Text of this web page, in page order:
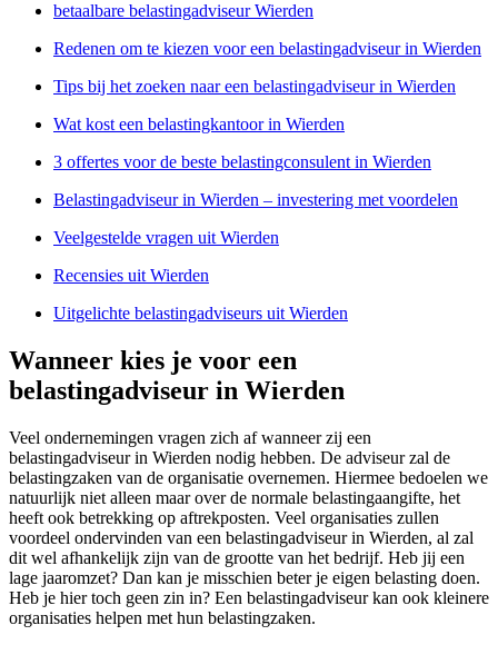
betaalbare belastingadviseur Wierden
Redenen om te kiezen voor een belastingadviseur in Wierden
Tips bij het zoeken naar een belastingadviseur in Wierden
Wat kost een belastingkantoor in Wierden
3 offertes voor de beste belastingconsulent in Wierden
Belastingadviseur in Wierden – investering met voordelen
Veelgestelde vragen uit Wierden
Recensies uit Wierden
Uitgelichte belastingadviseurs uit Wierden
Wanneer kies je voor een
belastingadviseur in Wierden
Veel ondernemingen vragen zich af wanneer zij een
belastingadviseur in Wierden nodig hebben. De adviseur zal de
belastingzaken van de organisatie overnemen. Hiermee bedoelen we
natuurlijk niet alleen maar over de normale belastingaangifte, het
heeft ook betrekking op aftrekposten. Veel organisaties zullen
voordeel ondervinden van een belastingadviseur in Wierden, al zal
dit wel afhankelijk zijn van de grootte van het bedrijf. Heb jij een
lage jaaromzet? Dan kan je misschien beter je eigen belasting doen.
Heb je hier toch geen zin in? Een belastingadviseur kan ook kleinere
organisaties helpen met hun belastingzaken.